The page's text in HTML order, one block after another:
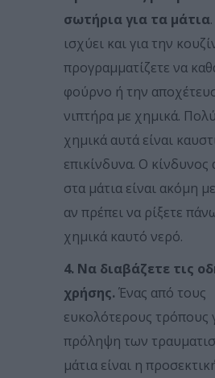
σωτήρια για τα μάτια
ισχύει και για την
προγραμματίζετε να
φούρνο ή την
νιπτήρα με χημικά.
χημικά αυτά είναι
επικίνδυνα. Ο κίνδυνος
στα μάτια είναι ακόμη
αν πρέπει να ρίξετε
χημικά καυτό νερό.
4. Να διαβάζετε τις
χρήσης. Ένας από τους
ευκολότερους τρόπους
πρόληψη των
μάτια είναι η